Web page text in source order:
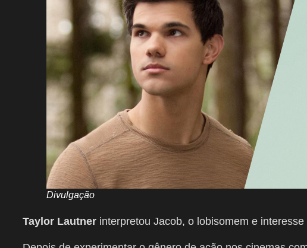
Divulgação
Taylor Lautner interpretou Jacob, o lobisomem e